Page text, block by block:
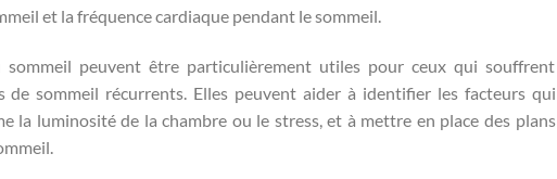
et la fréquence cardiaque pendant le sommeil.
sommeil peuvent être particulièrement utiles pour ceux qui souffrent
de sommeil récurrents. Elles peuvent aider à identifier les facteurs qui
la luminosité de la chambre ou le stress, et à mettre en place des plans